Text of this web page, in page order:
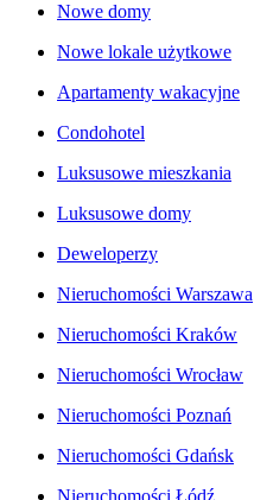
Nowe domy
Nowe lokale użytkowe
Apartamenty wakacyjne
Condohotel
Luksusowe mieszkania
Luksusowe domy
Deweloperzy
Nieruchomości Warszawa
Nieruchomości Kraków
Nieruchomości Wrocław
Nieruchomości Poznań
Nieruchomości Gdańsk